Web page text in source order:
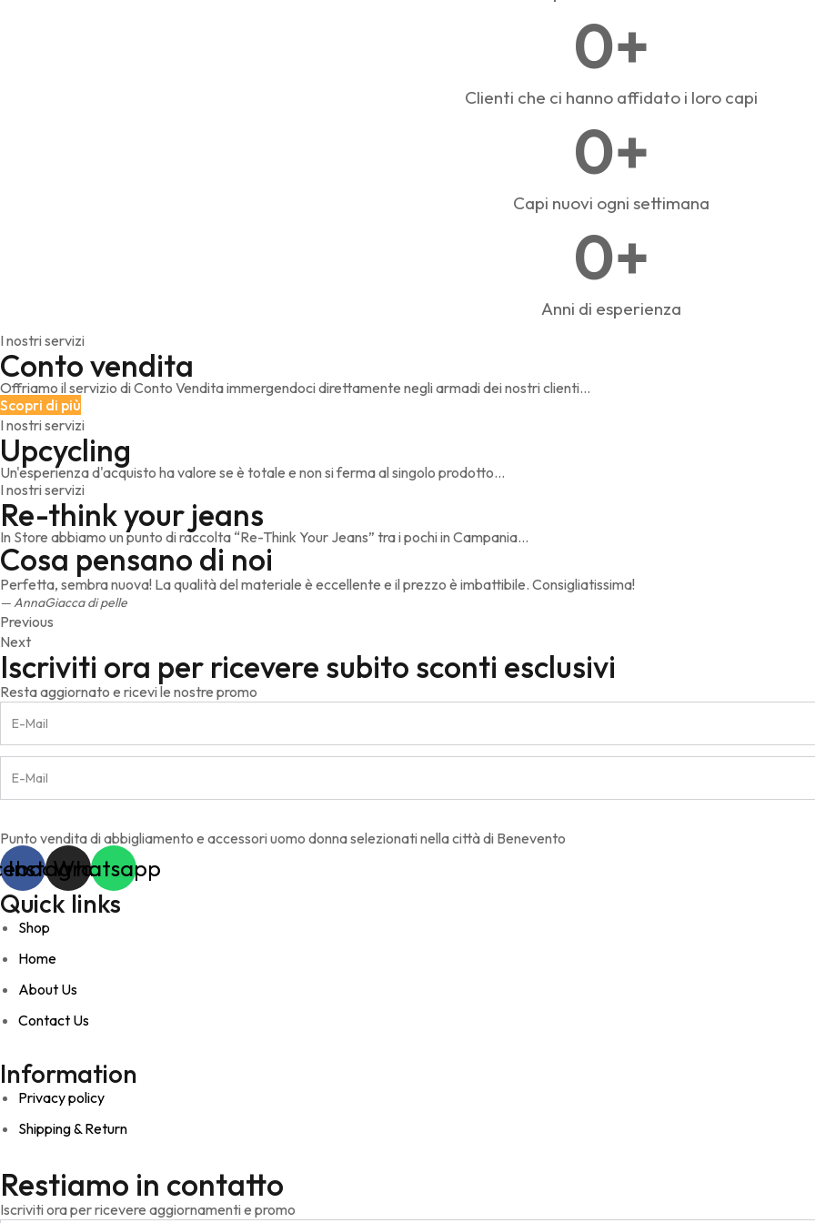
Clienti che ci hanno affidato i loro capi
0+
Capi nuovi ogni settimana
0+
Anni di esperienza
0+
I nostri servizi
Conto vendita
Offriamo il servizio di Conto Vendita immergendoci direttamente negli armadi dei nostri clienti...
Scopri di più
I nostri servizi
Upcycling
Un'esperienza d'acquisto ha valore se è totale e non si ferma al singolo prodotto...
I nostri servizi
Re-think your jeans
In Store abbiamo un punto di raccolta “Re-Think Your Jeans” tra i pochi in Campania...
Cosa pensano di noi
Perfetta, sembra nuova! La qualità del materiale è eccellente e il prezzo è imbattibile. Consigliatissima!
AnnaGiacca di pelle
Previous
Next
Iscriviti ora per ricevere subito sconti esclusivi
Resta aggiornato e ricevi le nostre promo
Punto vendita di abbigliamento e accessori uomo donna selezionati nella città di Benevento
Instagram
Whatsapp
Quick links
Shop
Home
About Us
Contact Us
Information
Privacy policy
Shipping & Return
Restiamo in contatto
Iscriviti ora per ricevere aggiornamenti e promo